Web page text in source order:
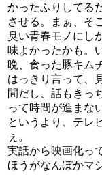
かったふりしてる
させる。まぁ、そ
臭い青春モノにし
味よかったかも。
晩、食った豚キム
はっきり言って、
間だし、話もきっ
って時間が進まな
というより、テレ
ぇ。
実話から映画化っ
ほうがなんぼかマ